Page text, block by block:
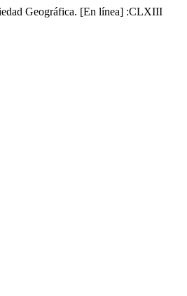
Geográfica. [En línea] :CLXIII